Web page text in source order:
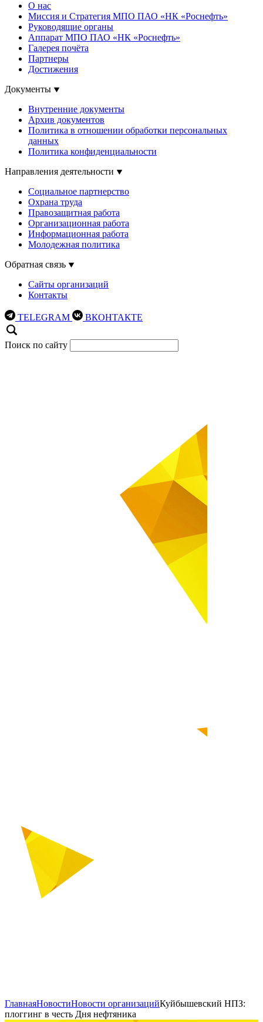
О нас
Миссия и Стратегия МПО ПАО «НК «Роснефть»
Руководящие органы
Аппарат МПО ПАО «НК «Роснефть»
Галерея почёта
Партнеры
Достижения
Документы
Внутренние документы
Архив документов
Политика в отношении обработки персональных
данных
Политика конфиденциальности
Направления деятельности
Социальное партнерство
Охрана труда
Правозащитная работа
Организационная работа
Информационная работа
Молодежная политика
Обратная связь
Сайты организаций
Контакты
TELEGRAM ВКОНТАКТЕ
Поиск по сайту
ГлавнаяНовостиНовости организацийКуйбышевский НПЗ:
плоггинг в честь Дня нефтяника